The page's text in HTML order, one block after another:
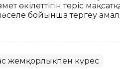
өкілеттігін теріс
бойынша тергеу
жемқорлықпен күрес